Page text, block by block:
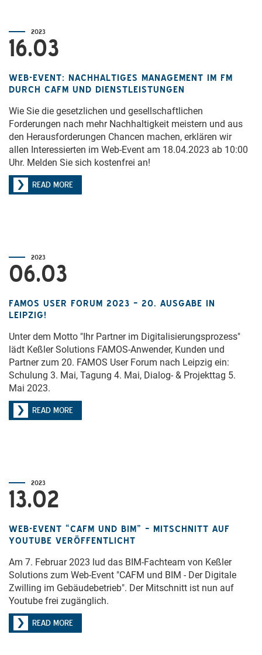
2023
16.03
WEB-EVENT: NACHHALTIGES MANAGEMENT IM FM
DURCH CAFM UND DIENSTLEISTUNGEN
Wie Sie die gesetzlichen und gesellschaftlichen
Forderungen nach mehr Nachhaltigkeit meistern und aus
den Herausforderungen Chancen machen, erklären wir
allen Interessierten im Web-Event am 18.04.2023 ab 10:00
Uhr. Melden Sie sich kostenfrei an!
READ MORE
2023
06.03
FAMOS USER FORUM 2023 – 20. AUSGABE IN
LEIPZIG!
Unter dem Motto "Ihr Partner im Digitalisierungsprozess"
lädt Keßler Solutions FAMOS-Anwender, Kunden und
Partner zum 20. FAMOS User Forum nach Leipzig ein:
Schulung 3. Mai, Tagung 4. Mai, Dialog- & Projekttag 5.
Mai 2023.
READ MORE
2023
13.02
WEB-EVENT “CAFM UND BIM” – MITSCHNITT AUF
YOUTUBE VERÖFFENTLICHT
Am 7. Februar 2023 lud das BIM-Fachteam von Keßler
Solutions zum Web-Event "CAFM und BIM - Der Digitale
Zwilling im Gebäudebetrieb". Der Mitschnitt ist nun auf
Youtube frei zugänglich.
READ MORE